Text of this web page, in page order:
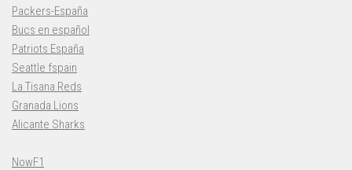
Packers-España
Bucs en español
Patriots España
Seattle fspain
La Tisana Reds
Granada Lions
Alicante Sharks
NowF1